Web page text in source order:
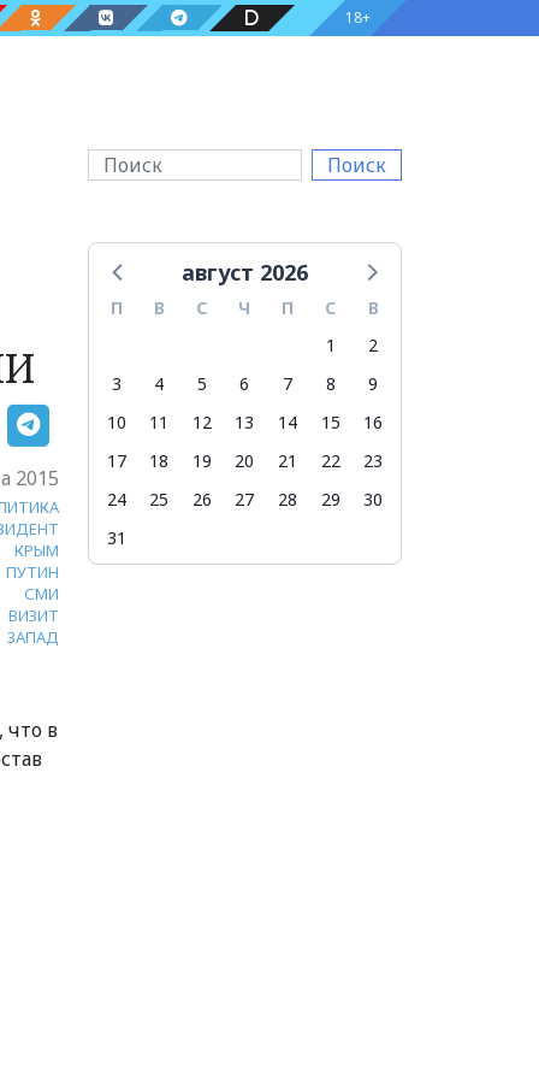
18+
Поиск
2015
КРЫМ
ПУТИН
СМИ
ВИЗИТ
ЗАПАД
в
август 2026
П В С Ч П С
В
1
2
3
4 5 6 7 8
9
10
11 12 13 14 15
16
17
18 19 20 21 22
23
24
25 26 27 28 29
30
31